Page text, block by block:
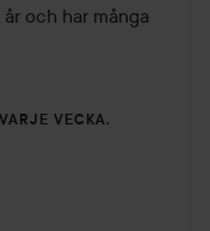
och har många
VECKA.